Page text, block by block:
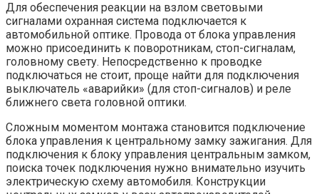
Для обеспечения реакции на взлом световыми
сигналами охранная система подключается к
автомобильной оптике. Провода от блока управления
можно присоединить к поворотникам, стоп-сигналам,
головному свету. Непосредственно к проводке
подключаться не стоит, проще найти для подключения
выключатель «аварийки» (для стоп-сигналов) и реле
ближнего света головной оптики.
Сложным моментом монтажа становится подключение
блока управления к центральному замку зажигания. Для
подключения к блоку управления центральным замком,
поиска точек подключения нужно внимательно изучить
электрическую схему автомобиля. Конструкции